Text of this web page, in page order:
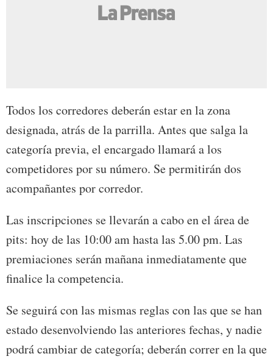
Todos los corredores deberán estar en la zona
designada, atrás de la parrilla. Antes que salga la
categoría previa, el encargado llamará a los
competidores por su número. Se permitirán dos
acompañantes por corredor.
Las inscripciones se llevarán a cabo en el área de
pits: hoy de las 10:00 am hasta las 5.00 pm. Las
premiaciones serán mañana inmediatamente que
finalice la competencia.
Se seguirá con las mismas reglas con las que se han
estado desenvolviendo las anteriores fechas, y nadie
podrá cambiar de categoría; deberán correr en la que